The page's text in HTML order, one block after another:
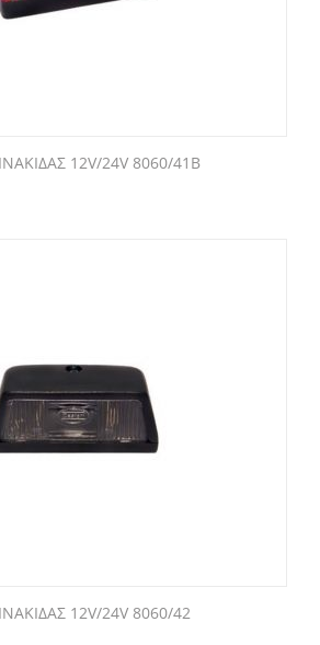
12V/24V 8060/41Β
12V/24V 8060/42